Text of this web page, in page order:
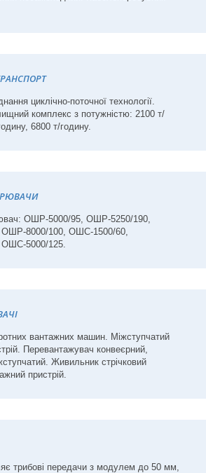
циклічно-поточної технології.
комплекс з потужністю: 2100 т/
6800 т/годину.
ОШР-5000/95, ОШР-5250/190,
8000/100, ОШС-1500/60,
5000/125.
вантажних машин. Міжступчатий
Перевантажувач конвеєрний,
Живильник стрічковий
пристрій.
трибові передачи з модулем до 50 мм,